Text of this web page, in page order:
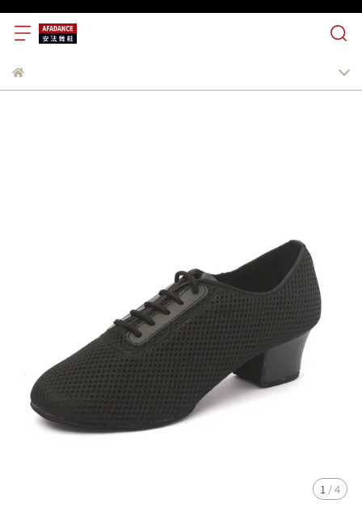
1 /4